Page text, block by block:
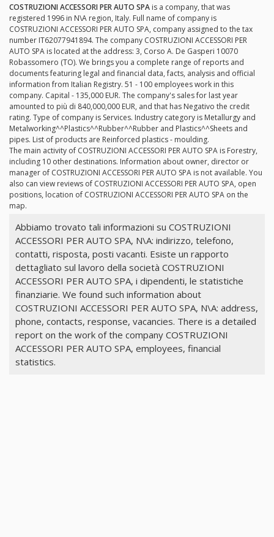
COSTRUZIONI ACCESSORI PER AUTO SPA is a company, that was
registered 1996 in N\A region, Italy. Full name of company is
COSTRUZIONI ACCESSORI PER AUTO SPA, company assigned to the tax
number IT62077941894. The company COSTRUZIONI ACCESSORI PER
AUTO SPA is located at the address: 3, Corso A. De Gasperi 10070
Robassomero (TO). We brings you a complete range of reports and
documents featuring legal and financial data, facts, analysis and official
information from Italian Registry. 51 - 100 employees work in this
company. Capital - 135,000 EUR. The company's sales for last year
amounted to più di 840,000,000 EUR, and that has Negativo the credit
rating. Type of company is Services. Industry category is Metallurgy and
Metalworking^^Plastics^^Rubber^^Rubber and Plastics^^Sheets and
pipes. List of products are Reinforced plastics - moulding.
The main activity of COSTRUZIONI ACCESSORI PER AUTO SPA is Forestry,
including 10 other destinations. Information about owner, director or
manager of COSTRUZIONI ACCESSORI PER AUTO SPA is not available. You
also can view reviews of COSTRUZIONI ACCESSORI PER AUTO SPA, open
positions, location of COSTRUZIONI ACCESSORI PER AUTO SPA on the
map.
Abbiamo trovato tali informazioni su COSTRUZIONI
ACCESSORI PER AUTO SPA, N\A: indirizzo, telefono,
contatti, risposta, posti vacanti. Esiste un rapporto
dettagliato sul lavoro della società COSTRUZIONI
ACCESSORI PER AUTO SPA, i dipendenti, le statistiche
finanziarie. We found such information about
COSTRUZIONI ACCESSORI PER AUTO SPA, N\A: address,
phone, contacts, response, vacancies. There is a detailed
report on the work of the company COSTRUZIONI
ACCESSORI PER AUTO SPA, employees, financial
statistics.